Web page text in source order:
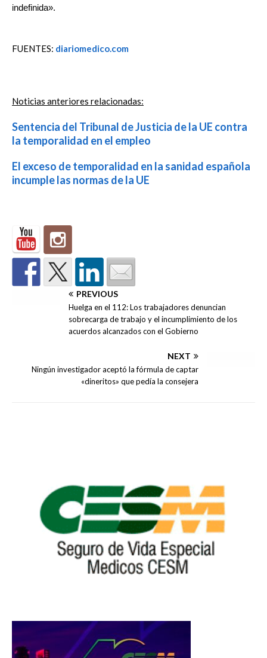
indefinida».
FUENTES: diariomedico.com
Noticias anteriores relacionadas:
Sentencia del Tribunal de Justicia de la UE contra
la temporalidad en el empleo
El exceso de temporalidad en la sanidad española
incumple las normas de la UE
PREVIOUS
Huelga en el 112: Los trabajadores denuncian
sobrecarga de trabajo y el incumplimiento de los
acuerdos alcanzados con el Gobierno
NEXT
Ningún investigador aceptó la fórmula de captar
«dineritos» que pedía la consejera